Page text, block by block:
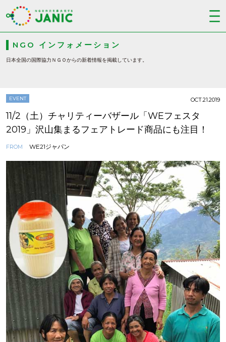
NGO インフォメーション
日本全国の国際協力ＮＧＯからの新着情報を掲載しています。
EVENT
11/2（土）チャリティーバザール「WEフェスタ
2019」沢山集まるフェアトレード商品にも注目！
FROM WE21ジャパン
OCT.21.2019